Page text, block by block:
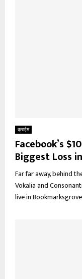
क्राईम
Facebook’s
Biggest Loss
Far far away, behind
Vokalia and
live in